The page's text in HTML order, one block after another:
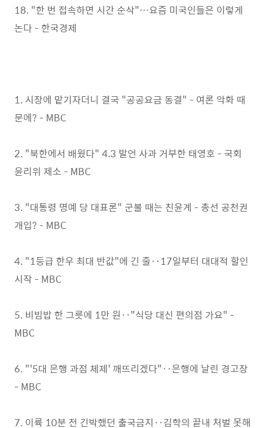
18. "한 번 접속하면 시간 순삭"…요즘 미국인들은 이렇게
논다 - 한국경제
1. 시장에 맡기자더니 결국 "공공요금 동결" - 여론 악화 때
문에? - MBC
2. "북한에서 배웠다" 4.3 발언 사과 거부한 태영호 - 국회
윤리위 제소 - MBC
3. "대통령 명예 당 대표론" 군불 때는 친윤계 - 총선 공천권
개입? - MBC
4. "1등급 한우 최대 반값"에 긴 줄‥17일부터 대대적 할인
시작 - MBC
5. 비빔밥 한 그릇에 1만 원‥"식당 대신 편의점 가요" -
MBC
6. "'5대 은행 과점 체제' 깨뜨리겠다"‥은행에 날린 경고장
- MBC
7. 이륙 10분 전 긴박했던 출국금지‥김학의 끝내 처벌 못해